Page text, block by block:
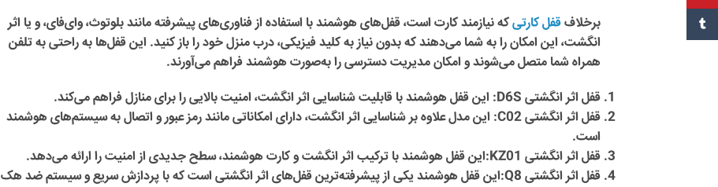
برخلافقفل کارتیکه نیازمند کارت است، قفل‌های هوشمندبا استفاده از فناوری‌های پیشرفته مانند بلوتوث، وای‌فای، و یا اثر
انگشت، این امکان را به شما می‌دهند که بدون نیاز به کلید فیزیکی، درب منزل خود را باز کنید. این قفل‌ها به راحتی به تلفن
همراه شما متصل می‌شوند و امکان مدیریت دسترسی را به‌صورت هوشمند فراهم می‌آورند.
قفل اثر انگشتی D6S
: این قفل هوشمند با قابلیت شناسایی اثر انگشت، امنیت بالایی را برای منازل فراهم می‌کند. ​
قفل اثر انگشتی C02
: این مدل علاوه بر شناسایی اثر انگشت، دارای امکاناتی مانند رمز عبور و اتصال به سیستم‌های هوشمند
است. ​
قفل اثر انگشتی KZ01:
این قفل هوشمند با ترکیب اثر انگشت و کارت هوشمند، سطح جدیدی از امنیت را ارائه می‌دهد.
قفل اثر انگشتی Q8:
این قفل هوشمند یکی از پیشرفته‌ترین قفل‌های اثر انگشتی است که با پردازش سریع و سیستم ضد هک